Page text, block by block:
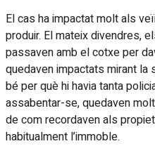
El cas ha impactat molt als
produir. El mateix divendres,
passaven amb el cotxe per
quedaven impactats mirant
bé per què hi havia tanta
assabentar-se, quedaven
de com recordaven als
habitualment l’immoble.